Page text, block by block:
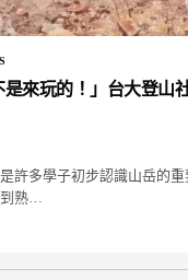
來玩的！」台大登山
許多學子初步認識山岳的
熟…